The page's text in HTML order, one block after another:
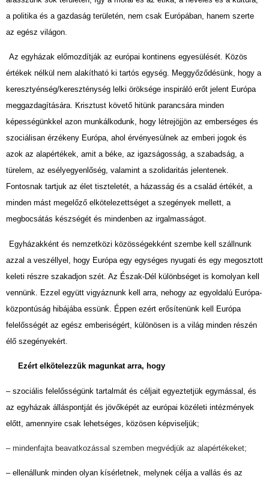
a politika és a gazdaság területén, nem csak Európában, hanem szerte
az egész világon.
Az egyházak előmozdítják az európai kontinens egyesülését. Közös
értékek nélkül nem alakítható ki tartós egység. Meggyőződésünk, hogy a
keresztyénség/kereszténység lelki öröksége inspiráló erőt jelent Európa
meggazdagítására. Krisztust követő hitünk parancsára minden
képességünkkel azon munkálkodunk, hogy létrejöjjön az emberséges és
szociálisan érzékeny Európa, ahol érvényesülnek az emberi jogok és
azok az alapértékek, amit a béke, az igazságosság, a szabadság, a
türelem, az esélyegyenlőség, valamint a szolidaritás jelentenek.
Fontosnak tartjuk az élet tiszteletét, a házasság és a család értékét, a
minden mást megelőző elkötelezettséget a szegények mellett, a
megbocsátás készségét és mindenben az irgalmasságot.
Egyházakként és nemzetközi közösségekként szembe kell szállnunk
azzal a veszéllyel, hogy Európa egy egységes nyugati és egy megosztott
keleti részre szakadjon szét. Az Észak-Dél különbséget is komolyan kell
vennünk. Ezzel együtt vigyáznunk kell arra, nehogy az egyoldalú Európa-
központúság hibájába essünk. Éppen ezért erősítenünk kell Európa
felelősségét az egész emberiségért, különösen is a világ minden részén
élő szegényekért.
Ezért elkötelezzük magunkat arra, hogy
– szociális felelősségünk tartalmát és céljait egyeztetjük egymással, és
az egyházak álláspontját és jövőképét az európai közéleti intézmények
előtt, amennyire csak lehetséges, közösen képviseljük;
– mindenfajta beavatkozással szemben megvédjük az alapértékeket;
– ellenállunk minden olyan kísérletnek, melynek célja a vallás és az